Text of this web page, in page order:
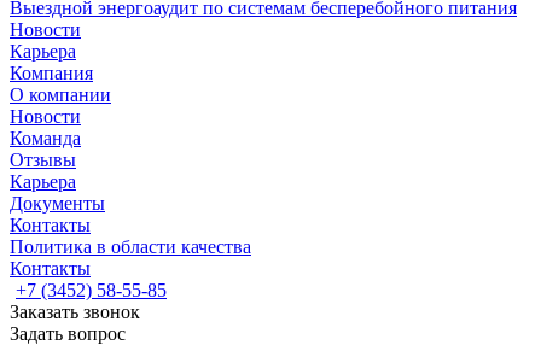
Выездной энергоаудит по системам бесперебойного питания
Новости
Карьера
Компания
О компании
Новости
Команда
Отзывы
Карьера
Документы
Контакты
Политика в области качества
Контакты
+7 (3452) 58-55-85
Заказать звонок
Задать вопрос